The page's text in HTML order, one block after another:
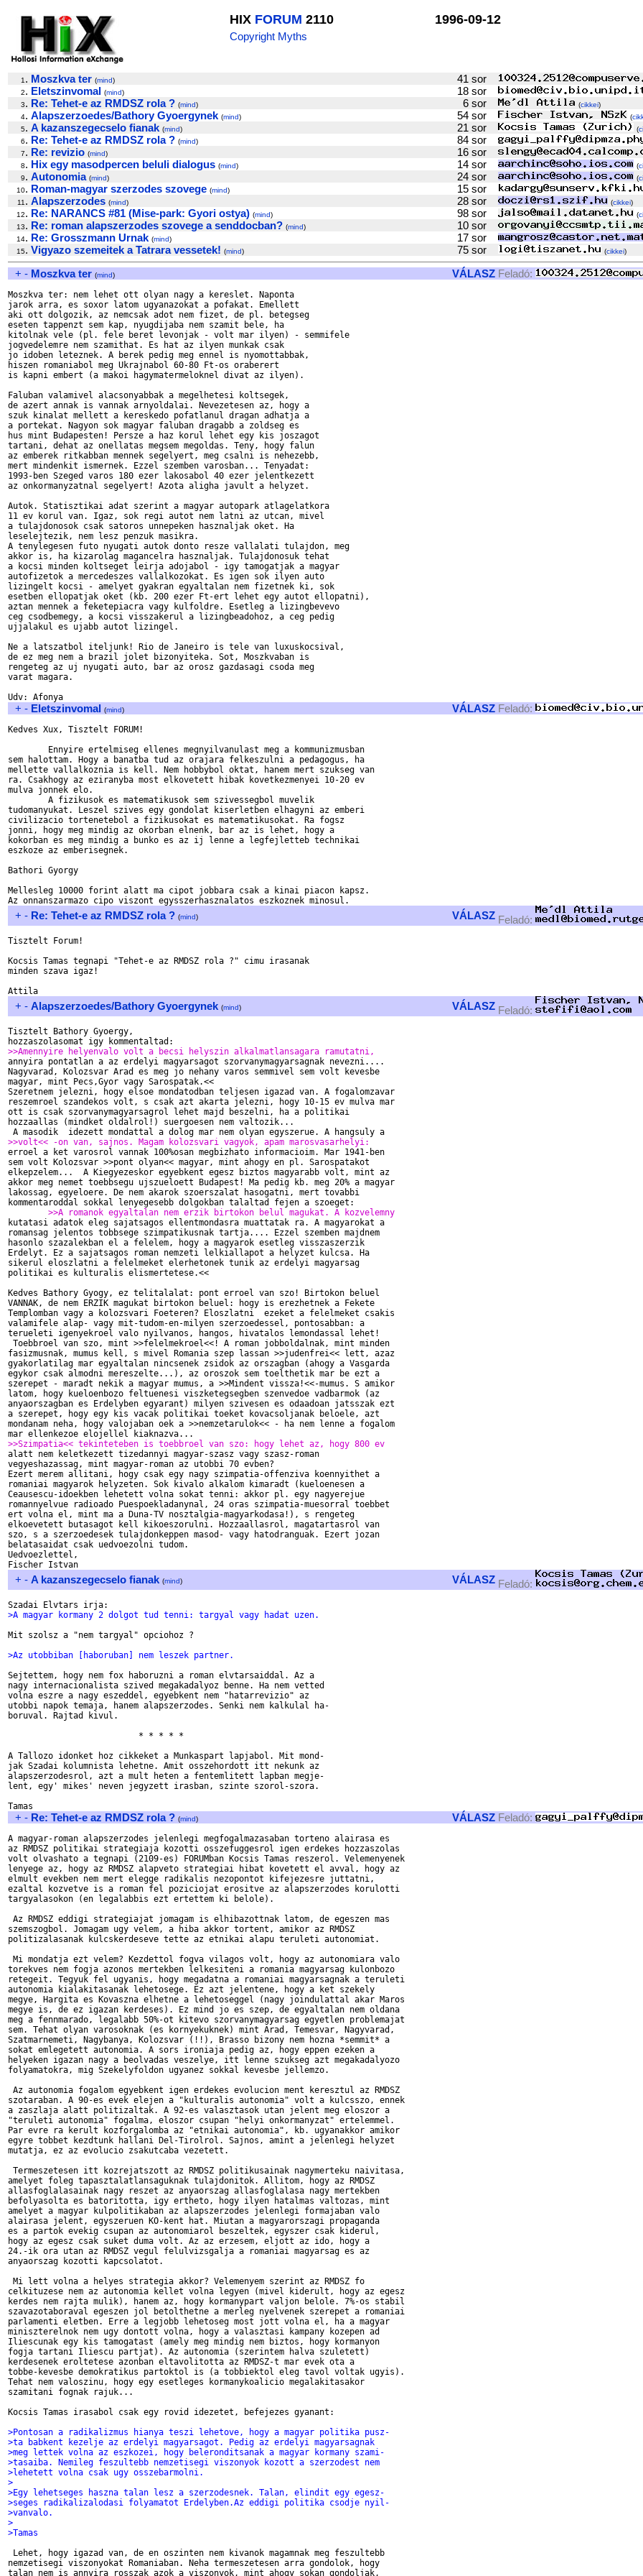
HIX FORUM 2110
Copyright Myths
1996-09-12
1 . Moszkva ter (mind) 41 sor
2. Eletszinvomal (mind) 18 sor
3. Re: Tehet-e az RMDSZ rola ? (mind) 6 sor (cikkei)
4. Alapszerzoedes/Bathory Gyoergynek (mind) 54 sor (
5. A kazanszegecselo fianak (mind) 21 sor (
6. Re: Tehet-e az RMDSZ rola ? (mind) 84 sor
7. Re: revizio (mind) 16 sor
8. Hix egy masodpercen beluli dialogus (mind) 14 sor (
9. Autonomia (mind) 24 sor (
10. Roman-magyar szerzodes szovege (mind) 15 sor
11 . Alapszerzodes (mind) 28 sor (cikkei)
12. Re: NARANCS #81 (Mise-park: Gyori ostya) (mind) 98 sor (
13. Re: roman alapszerzodes szovege a senddocban? (mind) 10 sor
14. Re: Grosszmann Urnak (mind) 17 sor
15. Vigyazo szemeitek a Tatrara vessetek! (mind) 75 sor (cikkei)
+ - Moszkva ter (mind) VÁLASZ Feladó:
Moszkva ter: nem lehet ott olyan nagy a kereslet. Naponta
jarok arra, es soxor latom ugyanazokat a pofakat. Emellett
aki ott dolgozik, az nemcsak adot nem fizet, de pl. betegseg
eseten tappenzt sem kap, nyugdijaba nem szamit bele, ha
kitolnak vele (pl. fele beret levonjak - volt mar ilyen) - semmifele
jogvedelemre nem szamithat. Es hat az ilyen munkak csak
jo idoben leteznek. A berek pedig meg ennel is nyomottabbak,
hiszen romaniabol meg Ukrajnabol 60-80 Ft-os oraberert
is kapni embert (a makoi hagymatermeloknel divat az ilyen).
Faluban valamivel alacsonyabbak a megelhetesi koltsegek,
de azert annak is vannak arnyoldalai. Nevezetesen az, hogy a
szuk kinalat mellett a kereskedo pofatlanul dragan adhatja a
a portekat. Nagyon sok magyar faluban dragabb a zoldseg es
hus mint Budapesten! Persze a haz korul lehet egy kis joszagot
tartani, dehat az onellatas megsem megoldas. Teny, hogy falun
az emberek ritkabban mennek segelyert, meg csalni is nehezebb,
mert mindenkit ismernek. Ezzel szemben varosban... Tenyadat:
1993-ben Szeged varos 180 ezer lakosabol 40 ezer jelentkezett
az onkormanyzatnal segelyert! Azota aligha javult a helyzet.
Autok. Statisztikai adat szerint a magyar autopark atlagelatkora
11 ev korul van. Igaz, sok regi autot nem latni az utcan, mivel
a tulajdonosok csak satoros unnepeken hasznaljak oket. Ha
leselejtezik, nem lesz penzuk masikra.
A tenylegesen futo nyugati autok donto resze vallalati tulajdon, meg
akkor is, ha kizarolag magancelra hasznaljak. Tulajdonosuk tehat
a kocsi minden koltseget leirja adojabol - igy tamogatjak a magyar
autofizetok a mercedeszes vallalkozokat. Es igen sok ilyen auto
lizingelt kocsi - amelyet gyakran egyaltalan nem fizetnek ki, sok
esetben ellopatjak oket (kb. 200 ezer Ft-ert lehet egy autot ellopatni),
aztan mennek a feketepiacra vagy kulfoldre. Esetleg a lizingbevevo
ceg csodbemegy, a kocsi visszakerul a lizingbeadohoz, a ceg pedig
ujjalakul es ujabb autot lizingel.
Ne a latszatbol iteljunk! Rio de Janeiro is tele van luxuskocsival,
de ez meg nem a brazil jolet bizonyiteka. Sot, Moszkvaban is
rengeteg az uj nyugati auto, bar az orosz gazdasagi csoda meg
varat magara.
+ - Eletszinvomal (mind) VÁLASZ Feladó:
Kedves Xux, Tisztelt FORUM!
sem halottam. Hogy a banatba tud az orajara felkeszulni a pedagogus, ha
mellette vallalkoznia is kell. Nem hobbybol oktat, hanem mert szukseg van
ra. Csakhogy az eziranyba most elkovetett hibak kovetkezmenyei 10-20 ev
mulva jonnek elo.
tudomanyukat. Leszel szives egy gondolat kiserletben elhagyni az emberi
civilizacio tortenetebol a fizikusokat es matematikusokat. Ra fogsz
jonni, hogy meg mindig az okorban elnenk, bar az is lehet, hogy a
kokorban es meg mindig a bunko es az ij lenne a legfejletteb technikai
eszkoze az emberisegnek.
Bathori Gyorgy
Mellesleg 10000 forint alatt ma cipot jobbara csak a kinai piacon kapsz.
+ - Re: Tehet-e az RMDSZ rola ? (mind) VÁLASZ Feladó:
Tisztelt Forum!
Kocsis Tamas tegnapi "Tehet-e az RMDSZ rola ?" cimu irasanak
minden szava igaz!
+ - Alapszerzoedes/Bathory Gyoergynek (mind) VÁLASZ Feladó:
Tisztelt Bathory Gyoergy,
>>Amennyire helyenvalo volt a becsi helyszin alkalmatlansagara ramutatni,
annyira pontatlan a az erdelyi magyarsagot szorvanymagyarsagnak nevezni....
Nagyvarad, Kolozsvar Arad es meg jo nehany varos semmivel sem volt kevesbe
magyar, mint Pecs,Gyor vagy Sarospatak.<<
Szeretnem jelezni, hogy elsoe mondatodban teljesen igazad van. A fogalomzavar
reszemroel szandekos volt, s csak azt akarta jelezni, hogy 10-15 ev mulva mar
ott is csak szorvanymagyarsagrol lehet majd beszelni, ha a politikai
hozzaallas (mindket oldalrol!) suergoesen nem valtozik...
>>volt<< -on van, sajnos. Magam kolozsvari vagyok, apam marosvasarhelyi:
erroel a ket varosrol vannak 100%osan megbizhato informacioim. Mar 1941-ben
sem volt Kolozsvar >>pont olyan<< magyar, mint ahogy en pl. Sarospatakot
elkepzelem...  A Kiegyezeskor egyebkent egesz biztos magyarabb volt, mint az
akkor meg nemet toebbsegu ujszueloett Budapest! Ma pedig kb. meg 20% a magyar
lakossag, egyeloere. De nem akarok szoerszalat hasogatni, mert tovabbi
	>>A romanok egyaltalan nem erzik birtokon belul magukat. A kozvelemny
kutatasi adatok eleg sajatsagos ellentmondasra muattatak ra. A magyarokat a
romansag jelentos tobbsege szimpatikusnak tartja.... Ezzel szemben majdnem
hasonlo szazalekban el a felelem, hogy a magyarok esetleg visszaszerzik
Erdelyt. Ez a sajatsagos roman nemzeti lelkiallapot a helyzet kulcsa. Ha
sikerul eloszlatni a felelmeket elerhetonek tunik az erdelyi magyarsag
politikai es kulturalis elismertetese.<<
Kedves Bathory Gyogy, ez telitalalat: pont erroel van szo! Birtokon beluel
VANNAK, de nem ERZIK magukat birtokon beluel: hogy is erezhetnek a Fekete
Templomban vagy a kolozsvari Foeteren? Eloszlatni  ezeket a felelmeket csakis
valamifele alap- vagy mit-tudom-en-milyen szerzoedessel, pontosabban: a
terueleti igenyekroel valo nyilvanos, hangos, hivatalos lemondassal lehet!
Toebbroel van szo, mint >>felelmekroel<<! A roman jobboldalnak, mint minden
fasizmusnak, mumus kell, s mivel Romania szep lassan >>judenfrei<< lett, azaz
gyakorlatilag mar egyaltalan nincsenek zsidok az orszagban (ahogy a Vasgarda
egykor csak almodni mereszelte...), az oroszok sem toelthetik mar be ezt a
szerepet - maradt nekik a magyar mumus, a >>Mindent vissza!<<-mumus. S amikor
latom, hogy kueloenbozo feltuenesi viszketegsegben szenvedoe vadbarmok (az
anyaorszagban es Erdelyben egyarant) milyen szivesen es odaadoan jatsszak ezt
a szerepet, hogy egy kis vacak politikai toeket kovacsoljanak beloele, azt
mondanam neha, hogy valojaban oek a >>nemzetarulok<< - ha nem lenne a fogalom
>>Szimpatia<< tekinteteben is toebbroel van szo: hogy lehet az, hogy 800 ev
alatt nem keletkezett tizedannyi magyar-szasz vagy szasz-roman
vegyeshazassag, mint magyar-roman az utobbi 70 evben?
Ezert merem allitani, hogy csak egy nagy szimpatia-offenziva koennyithet a
romaniai magyarok helyzeten. Sok kivalo alkalom kimaradt (kueloenesen a
Ceausescu-idoekben lehetett volna sokat tenni: akkor pl. egy nagyerejue
romannyelvue radioado Puespoekladanynal, 24 oras szimpatia-muesorral toebbet
ert volna el, mint ma a Duna-TV nosztalgia-magyarkodasa!), s rengeteg
elkoevetett butasagot kell kikoeszorulni. Hozzaallasrol, magatartasrol van
szo, s a szerzoedesek tulajdonkeppen masod- vagy hatodranguak. Ezert jozan
belatasaidat csak uedvoezolni tudom.
Uedvoezlettel,
+ - A kazanszegecselo fianak (mind) VÁLASZ Feladó:
>A magyar kormany 2 dolgot tud tenni: targyal vagy hadat uzen.
Mit szolsz a "nem targyal" opciohoz ?
>Az utobbiban [haboruban] nem leszek partner.
Sejtettem, hogy nem fox haboruzni a roman elvtarsaiddal. Az a
nagy internacionalista szived megakadalyoz benne. Ha nem vetted
volna eszre a nagy eszeddel, egyebkent nem "hatarrevizio" az
utobbi napok temaja, hanem alapszerzodes. Senki nem kalkulal ha-
boruval. Rajtad kivul.
                          * * * * *
A Tallozo idonket hoz cikkeket a Munkaspart lapjabol. Mit mond-
jak Szadai kolumnista lehetne. Amit osszehordott itt nekunk az
alapszerzodesrol, azt a mult heten a fentemlitett lapban megje-
lent, egy' mikes' neven jegyzett irasban, szinte szorol-szora.
+ - Re: Tehet-e az RMDSZ rola ? (mind) VÁLASZ Feladó:
A magyar-roman alapszerzodes jelenlegi megfogalmazasaban torteno alairasa es
az RMDSZ politikai strategiaja kozotti osszefuggesrol igen erdekes hozzaszolas
volt olvashato a tegnapi (2109-es) FORUMban Kocsis Tamas reszerol. Velemenyenek
lenyege az, hogy az RMDSZ alapveto strategiai hibat kovetett el avval, hogy az
elmult evekben nem mert elegge radikalis nezopontot kifejezesre juttatni,
ezaltal kozvetve is a roman fel poziciojat erositve az alapszerzodes korulotti
targyalasokon (en legalabbis ezt ertettem ki belole).
Az RMDSZ eddigi strategiajat jomagam is elhibazottnak latom, de egeszen mas
szemszogbol. Jomagam ugy velem, a hiba akkor tortent, amikor az RMDSZ
politizalasanak kulcskerdeseve tette az etnikai alapu teruleti autonomiat.
Mi mondatja ezt velem? Kezdettol fogva vilagos volt, hogy az autonomiara valo
torekves nem fogja azonos mertekben lelkesiteni a romania magyarsag kulonbozo
retegeit. Tegyuk fel ugyanis, hogy megadatna a romaniai magyarsagnak a teruleti
autonomia kialakitasanak lehetosege. Ez azt jelentene, hogy a ket szekely
megye, Hargita es Kovaszna elhetne a lehetoseggel (nagy joindulattal akar Maros
megye is, de ez igazan kerdeses). Ez mind jo es szep, de egyaltalan nem oldana
meg a fennmarado, legalabb 50%-ot kitevo szorvanymagyarsag egyetlen problemajat
sem. Tehat olyan varosoknak (es kornyekuknek) mint Arad, Temesvar, Nagyvarad,
Szatmarnemeti, Nagybanya, Kolozsvar (!!), Brasso bizony nem hozna *semmit* a
sokat emlegetett autonomia. A sors ironiaja pedig az, hogy eppen ezeken a
helyeken igazan nagy a beolvadas veszelye, itt lenne szukseg azt megakadalyozo
folyamatokra, mig Szekelyfoldon ugyanez sokkal kevesbe jellemzo.
Az autonomia fogalom egyebkent igen erdekes evolucion ment keresztul az RMDSZ
szotaraban. A 90-es evek elejen a "kulturalis autonomia" volt a kulcsszo, ennek
a zaszlaja alatt politizaltak. A 92-es valasztasok utan jelent meg eloszor a
"teruleti autonomia" fogalma, eloszor csupan "helyi onkormanyzat" ertelemmel.
Par evre ra kerult kozforgalomba az "etnikai autonomia", kb. ugyanakkor amikor
egyre tobbet kezdtunk hallani Del-Tirolrol. Sajnos, amint a jelenlegi helyzet
mutatja, ez az evolucio zsakutcaba vezetett.
Termeszetesen itt kozrejatszott az RMDSZ politikusainak nagymerteku naivitasa,
amelyet foleg tapasztalatlansaguknak tulajdonitok. Allitom, hogy az RMDSZ
allasfoglalasainak nagy reszet az anyaorszag allasfoglalasa nagy mertekben
befolyasolta es batoritotta, igy ertheto, hogy ilyen hatalmas valtozas, mint
amelyet a magyar kulpolitikaban az alapszerzodes jelenlegi formajaban valo
alairasa jelent, egyszeruen KO-kent hat. Miutan a magyarorszagi propaganda
es a partok evekig csupan az autonomiarol beszeltek, egyszer csak kiderul,
hogy az egesz csak suket duma volt. Az az erzesem, eljott az ido, hogy a
24.-ik ora utan az RMDSZ vegul felulvizsgalja a romaniai magyarsag es az
anyaorszag kozotti kapcsolatot.
Mi lett volna a helyes strategia akkor? Velemenyem szerint az RMDSZ fo
celkituzese nem az autonomia kellet volna legyen (mivel kiderult, hogy az egesz
kerdes nem rajta mulik), hanem az, hogy kormanypart valjon belole. 7%-os stabil
szavazotaboraval egeszen jol betolthetne a merleg nyelvenek szerepet a romaniai
parlamenti eletben. Erre a legjobb lehetoseg most jott volna el, ha a magyar
miniszterelnok nem ugy dontott volna, hogy a valasztasi kampany kozepen ad
Iliescunak egy kis tamogatast (amely meg mindig nem biztos, hogy kormanyon
fogja tartani Iliescu partjat). Az autonomia (szerintem halva szuletett)
kerdesenek eroltetese azonban eltavolitotta az RMDSZ-t mar evek ota a
tobbe-kevesbe demokratikus partoktol is (a tobbiektol eleg tavol voltak ugyis).
Tehat nem valoszinu, hogy egy esetleges kormanykoalicio megalakitasakor
szamitani fognak rajuk...
Kocsis Tamas irasabol csak egy rovid idezetet, befejezes gyanant:
>Pontosan a radikalizmus hianya teszi lehetove, hogy a magyar politika pusz-
>ta babkent kezelje az erdelyi magyarsagot. Pedig az erdelyi magyarsagnak
>meg lettek volna az eszkozei, hogy beleronditsanak a magyar kormany szami-
>tasaiba. Nemileg feszultebb nemzetisegi viszonyok kozott a szerzodest nem
>lehetett volna csak ugy osszebarmolni.
>
>Egy lehetseges haszna talan lesz a szerzodesnek. Talan, elindit egy egesz-
>seges radikalizalodasi folyamatot Erdelyben.Az eddigi politika csodje nyil-
>vanvalo.
>
>Tamas
Lehet, hogy igazad van, de en oszinten nem kivanok magamnak meg feszultebb
nemzetisegi viszonyokat Romaniaban. Neha termeszetesen arra gondolok, hogy
talan nem is annyira rosszak azok a viszonyok, mint ahogy sokan gondoljak,